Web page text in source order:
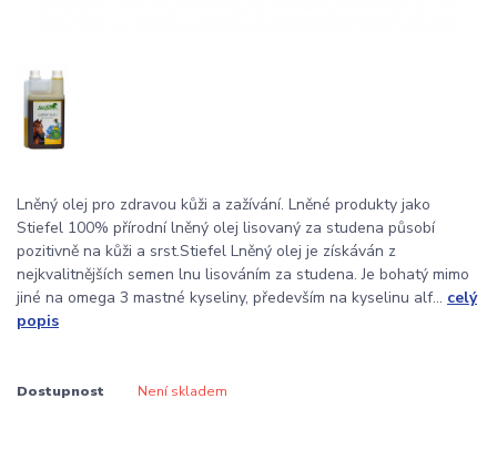
Lněný olej pro zdravou kůži a zažívání. Lněné produkty jako
Stiefel 100% přírodní lněný olej lisovaný za studena působí
pozitivně na kůži a srst.Stiefel Lněný olej je získáván z
nejkvalitnějších semen lnu lisováním za studena. Je bohatý mimo
jiné na omega 3 mastné kyseliny, především na kyselinu alf... celý
popis
Dostupnost Není skladem